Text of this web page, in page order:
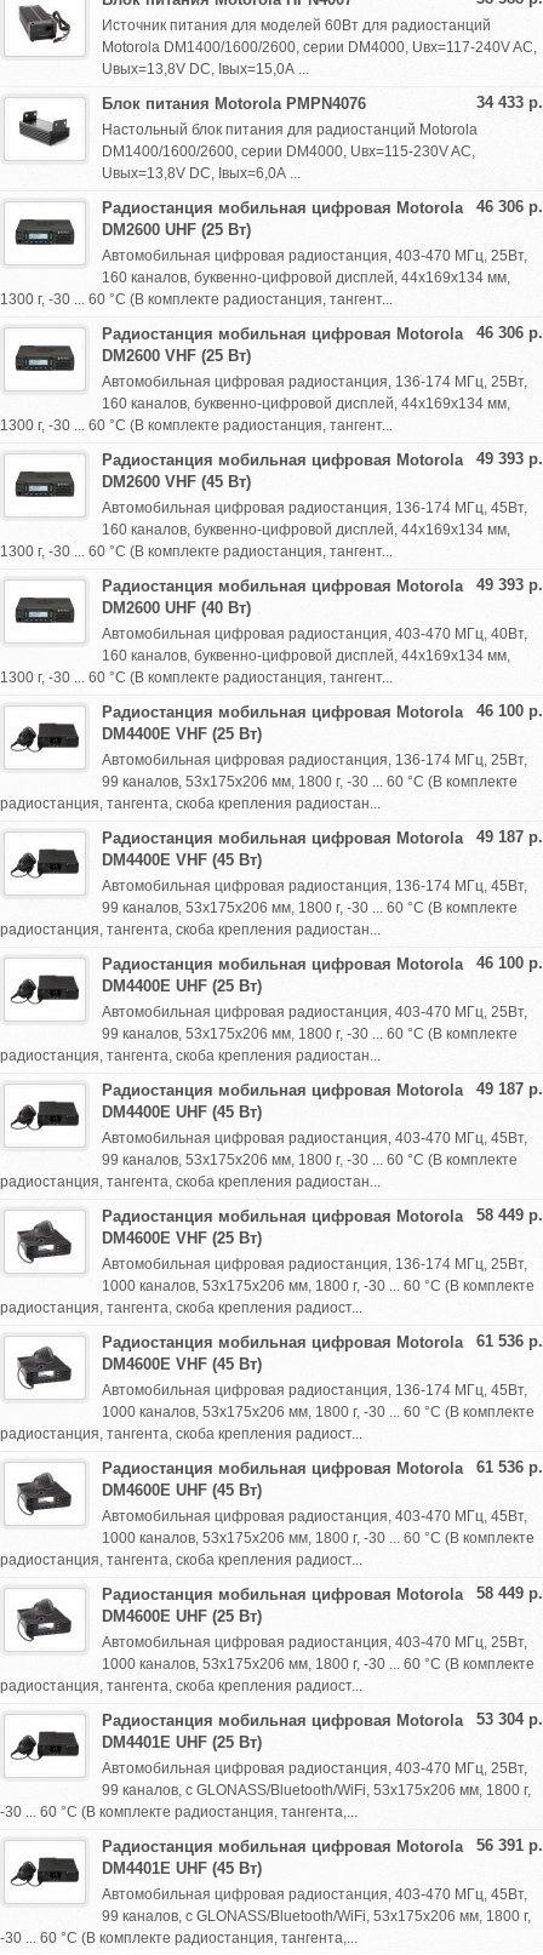
Источник питания для моделей 60Вт для радиостанций
Motorola DM1400/1600/2600, серии DM4000, Uвх=117-240V AC,
Uвых=13,8V DC, Iвых=15,0А ...
34 433 р.
Блок питания Motorola PMPN4076
Настольный блок питания для радиостанций Motorola
DM1400/1600/2600, серии DM4000, Uвх=115-230V AC,
Uвых=13,8V DC, Iвых=6,0А ...
46 306 р.
Радиостанция мобильная цифровая Motorola
DM2600 UHF (25 Вт)
Автомобильная цифровая радиостанция, 403-470 МГц, 25Вт,
160 каналов, буквенно-цифровой дисплей, 44х169х134 мм,
1300 г, -30 ... 60 °C (В комплекте радиостанция, тангент...
46 306 р.
Радиостанция мобильная цифровая Motorola
DM2600 VHF (25 Вт)
Автомобильная цифровая радиостанция, 136-174 МГц, 25Вт,
160 каналов, буквенно-цифровой дисплей, 44х169х134 мм,
1300 г, -30 ... 60 °C (В комплекте радиостанция, тангент...
49 393 р.
Радиостанция мобильная цифровая Motorola
DM2600 VHF (45 Вт)
Автомобильная цифровая радиостанция, 136-174 МГц, 45Вт,
160 каналов, буквенно-цифровой дисплей, 44х169х134 мм,
1300 г, -30 ... 60 °C (В комплекте радиостанция, тангент...
49 393 р.
Радиостанция мобильная цифровая Motorola
DM2600 UHF (40 Вт)
Автомобильная цифровая радиостанция, 403-470 МГц, 40Вт,
160 каналов, буквенно-цифровой дисплей, 44х169х134 мм,
1300 г, -30 ... 60 °C (В комплекте радиостанция, тангент...
46 100 р.
Радиостанция мобильная цифровая Motorola
DM4400E VHF (25 Вт)
Автомобильная цифровая радиостанция, 136-174 МГц, 25Вт,
99 каналов, 53х175х206 мм, 1800 г, -30 ... 60 °C (В комплекте
радиостанция, тангента, скоба крепления радиостан...
49 187 р.
Радиостанция мобильная цифровая Motorola
DM4400E VHF (45 Вт)
Автомобильная цифровая радиостанция, 136-174 МГц, 45Вт,
99 каналов, 53х175х206 мм, 1800 г, -30 ... 60 °C (В комплекте
радиостанция, тангента, скоба крепления радиостан...
46 100 р.
Радиостанция мобильная цифровая Motorola
DM4400E UHF (25 Вт)
Автомобильная цифровая радиостанция, 403-470 МГц, 25Вт,
99 каналов, 53х175х206 мм, 1800 г, -30 ... 60 °C (В комплекте
радиостанция, тангента, скоба крепления радиостан...
49 187 р.
Радиостанция мобильная цифровая Motorola
DM4400E UHF (45 Вт)
Автомобильная цифровая радиостанция, 403-470 МГц, 45Вт,
99 каналов, 53х175х206 мм, 1800 г, -30 ... 60 °C (В комплекте
радиостанция, тангента, скоба крепления радиостан...
58 449 р.
Радиостанция мобильная цифровая Motorola
DM4600E VHF (25 Вт)
Автомобильная цифровая радиостанция, 136-174 МГц, 25Вт,
1000 каналов, 53х175х206 мм, 1800 г, -30 ... 60 °C (В комплекте
радиостанция, тангента, скоба крепления радиост...
61 536 р.
Радиостанция мобильная цифровая Motorola
DM4600E VHF (45 Вт)
Автомобильная цифровая радиостанция, 136-174 МГц, 45Вт,
1000 каналов, 53х175х206 мм, 1800 г, -30 ... 60 °C (В комплекте
радиостанция, тангента, скоба крепления радиост...
61 536 р.
Радиостанция мобильная цифровая Motorola
DM4600E UHF (45 Вт)
Автомобильная цифровая радиостанция, 403-470 МГц, 45Вт,
1000 каналов, 53х175х206 мм, 1800 г, -30 ... 60 °C (В комплекте
радиостанция, тангента, скоба крепления радиост...
58 449 р.
Радиостанция мобильная цифровая Motorola
DM4600E UHF (25 Вт)
Автомобильная цифровая радиостанция, 403-470 МГц, 25Вт,
1000 каналов, 53х175х206 мм, 1800 г, -30 ... 60 °C (В комплекте
радиостанция, тангента, скоба крепления радиост...
53 304 р.
Радиостанция мобильная цифровая Motorola
DM4401E UHF (25 Вт)
Автомобильная цифровая радиостанция, 403-470 МГц, 25Вт,
99 каналов, c GLONASS/Bluetooth/WiFi, 53х175х206 мм, 1800 г,
-30 ... 60 °C (В комплекте радиостанция, тангента,...
56 391 р.
Радиостанция мобильная цифровая Motorola
DM4401E UHF (45 Вт)
Автомобильная цифровая радиостанция, 403-470 МГц, 45Вт,
99 каналов, c GLONASS/Bluetooth/WiFi, 53х175х206 мм, 1800 г,
-30 ... 60 °C (В комплекте радиостанция, тангента,...